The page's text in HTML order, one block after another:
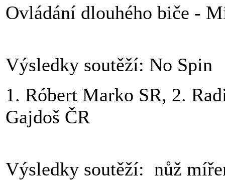
Ovládání dlouhého biče -
Výsledky soutěží: No Spin
1. Róbert Marko SR, 2.
Gajdoš ČR
Výsledky soutěží: nůž